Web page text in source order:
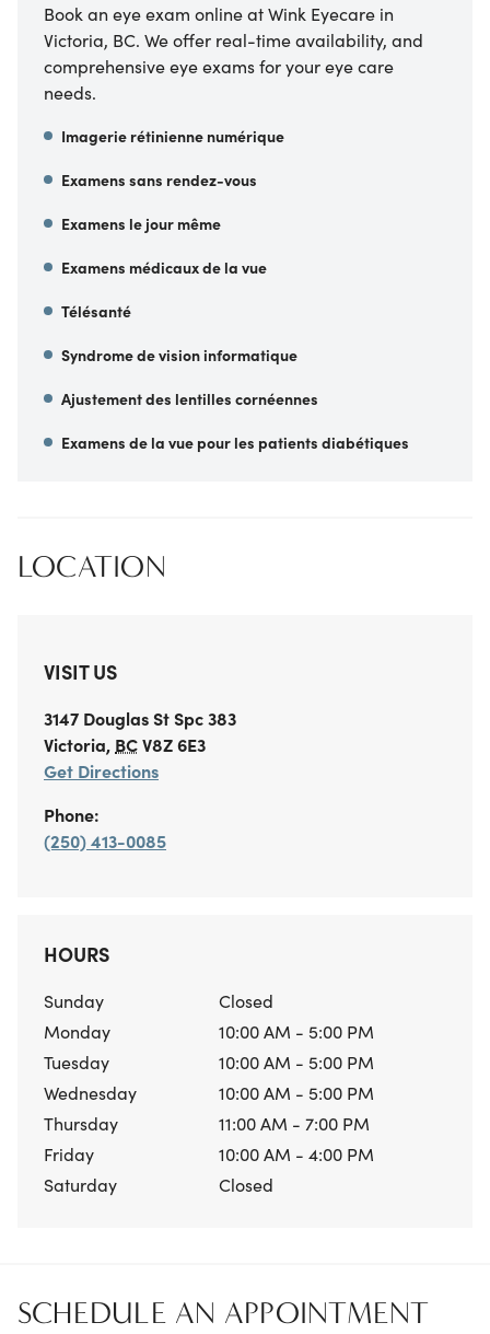
Book an eye exam online at Wink Eyecare in
Victoria, BC. We offer real-time availability, and
comprehensive eye exams for your eye care
needs.
Imagerie rétinienne numérique
Examens sans rendez-vous
Examens le jour même
Examens médicaux de la vue
Télésanté
Syndrome de vision informatique
Ajustement des lentilles cornéennes
Examens de la vue pour les patients diabétiques
LOCATION
VISIT US
3147 Douglas StSpc 383
Victoria, BCV8Z 6E3
Get Directions
Phone:
(250) 413-0085
HOURS
Sunday
Closed
Monday
10:00 AM - 5:00 PM
Tuesday
10:00 AM - 5:00 PM
Wednesday
10:00 AM - 5:00 PM
Thursday
11:00 AM - 7:00 PM
Friday
10:00 AM - 4:00 PM
Saturday
Closed
SCHEDULE AN APPOINTMENT